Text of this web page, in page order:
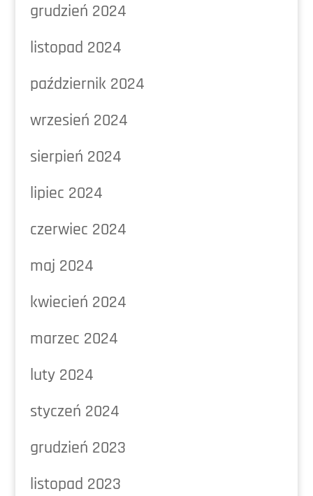
grudzień 2024
listopad 2024
październik 2024
wrzesień 2024
sierpień 2024
lipiec 2024
czerwiec 2024
maj 2024
kwiecień 2024
marzec 2024
luty 2024
styczeń 2024
grudzień 2023
listopad 2023